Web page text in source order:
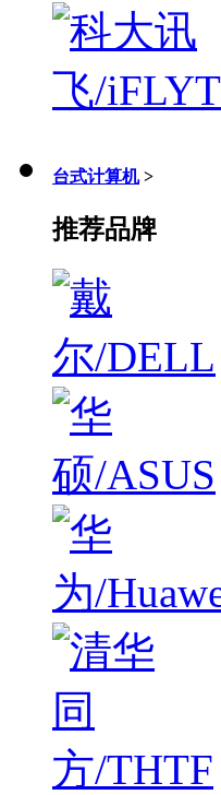
台式计算机 >
推荐品牌